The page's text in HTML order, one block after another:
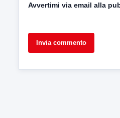
Avvertimi via email alla